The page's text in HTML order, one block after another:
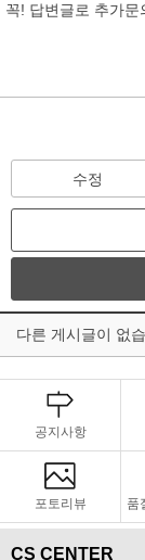
꼭! 답변글로 추가문
수정
다른 게시글이 없
공지사항
포토리뷰
품
CS CENTER